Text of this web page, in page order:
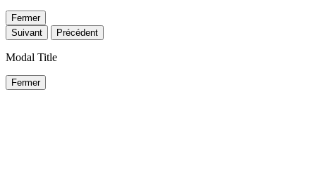
Fermer
Suivant
Précédent
Modal Title
Fermer